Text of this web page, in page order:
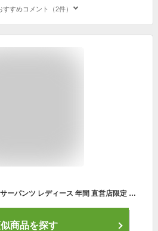
すすめコメント（2件）
グンゼ ボディワイルド ボクサーパンツ レディース 年間 直営店限定 立体成型 ショーツ インナー 下着 ボックスショーツ ボーイレングス 1分丈 伸びる 無地 かわいい 可愛い GUNZE BODY WILD BH2762A bh2762a-00097 M-L GUNZE13
商品を探す